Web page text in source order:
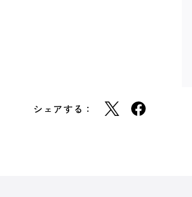
シェアする：